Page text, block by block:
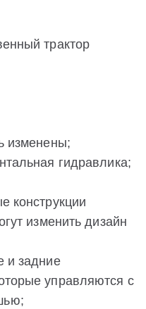
трактор
изменены;
гидравлика;
конструкции
изменить дизайн
и задние
управляются с